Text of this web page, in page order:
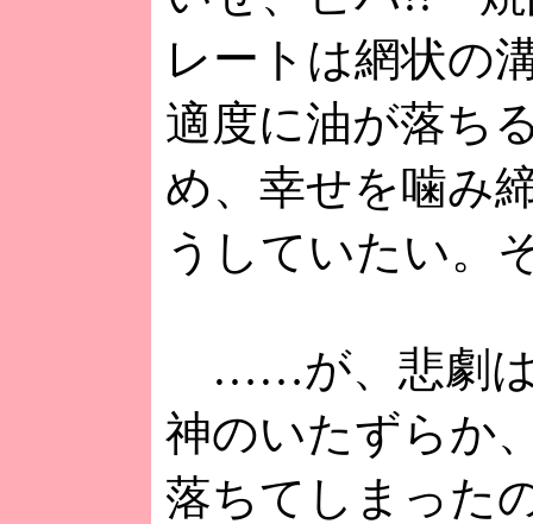
レートは網状の
適度に油が落ち
め、幸せを噛み
うしていたい。
……が、悲劇は
神のいたずらか
落ちてしまった